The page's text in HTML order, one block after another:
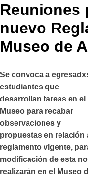
Reuniones
nuevo
Museo de
Se convoca a
estudiantes que
desarrollan tareas en el
Museo para recabar
observaciones y
propuestas en relación
reglamento vigente,
modificación de esta
realizarán en el Museo